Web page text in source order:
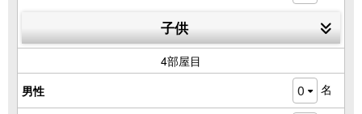
子供
4部屋目
男性
名